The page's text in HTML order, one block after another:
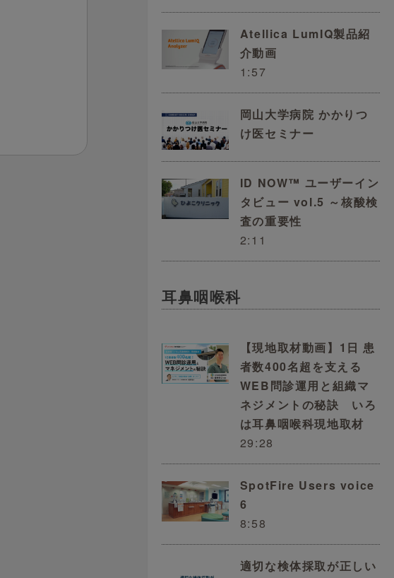
Atellica LumIQ製品紹
介動画
1:57
岡山大学病院 かかりつ
け医セミナー
ID NOW™ ユーザーイン
タビュー vol.5 ～核酸検
査の重要性
2:11
耳鼻咽喉科
【現地取材動画】1日 患
者数400名超を支える
WEB問診運用と組織マ
ネジメントの秘訣 いろ
は耳鼻咽喉科現地取材
29:28
SpotFire Users voice
6
8:58
適切な検体採取が正しい